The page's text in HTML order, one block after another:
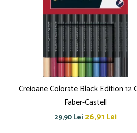
Creioane Colorate Black Edition 12
Faber-Castell
29,90 Lei26,91 Lei